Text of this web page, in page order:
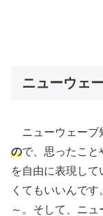
ニューウェ
ニューウェーブ
ので、思ったこと
を自由に表現し
くてもいいんで
～。そして、ニュ